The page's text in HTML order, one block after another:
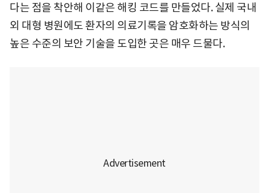
다는 점을 착안해 이같은 해킹 코드를 만들었다. 실제 국내
외 대형 병원에도 환자의 의료기록을 암호화하는 방식의
높은 수준의 보안 기술을 도입한 곳은 매우 드물다.